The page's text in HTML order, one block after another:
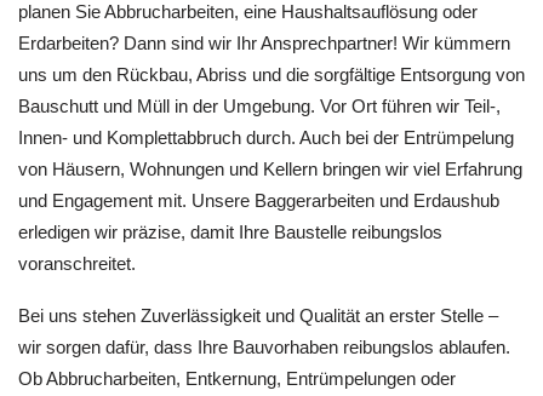
planen Sie Abbrucharbeiten, eine Haushaltsauflösung oder
Erdarbeiten? Dann sind wir Ihr Ansprechpartner! Wir kümmern
uns um den Rückbau, Abriss und die sorgfältige Entsorgung von
Bauschutt und Müll in der Umgebung. Vor Ort führen wir Teil-,
Innen- und Komplettabbruch durch. Auch bei der Entrümpelung
von Häusern, Wohnungen und Kellern bringen wir viel Erfahrung
und Engagement mit. Unsere Baggerarbeiten und Erdaushub
erledigen wir präzise, damit Ihre Baustelle reibungslos
voranschreitet.
Bei uns stehen Zuverlässigkeit und Qualität an erster Stelle –
wir sorgen dafür, dass Ihre Bauvorhaben reibungslos ablaufen.
Ob Abbrucharbeiten, Entkernung, Entrümpelungen oder